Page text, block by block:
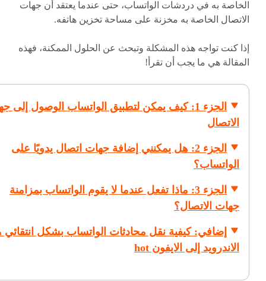
الخاصة به في دردشات الواتساب، حتى عندما يعتقد أن جهات
الاتصال الخاصة به مخزنة على مساحة تخزين هاتفه.
إذا كنت تواجه هذه المشكلة وتبحث عن الحلول الممكنة، فهذه
المقالة هي ما يجب أن تقرأ!
الجزء 1: كيف يمكن لتطبيق الواتساب الوصول إلى
الاتصال
الجزء 2: هل يمكنني إضافة جهات اتصال يدويًا على
الواتساب؟
الجزء 3: ماذا تفعل عندما لا يقوم الواتساب بمزامنة
جهات الاتصال؟
إضافي: كيفية نقل محادثات الواتساب بشكل
الاندرويد إلى الايفون hot